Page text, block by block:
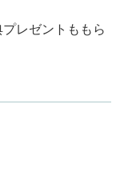
レゼントももら